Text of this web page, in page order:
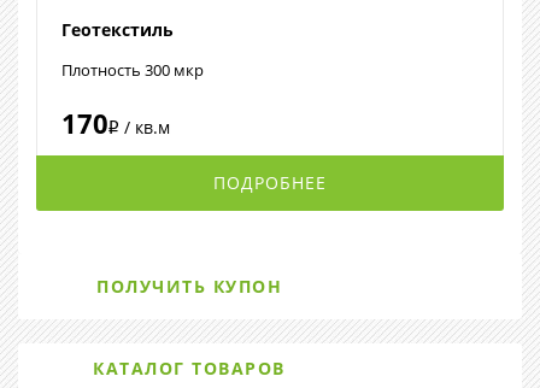
Геотекстиль
Плотность 300 мкр
170i / кв.м
ПОДРОБНЕЕ
ПОЛУЧИТЬ КУПОН
КАТАЛОГ ТОВАРОВ